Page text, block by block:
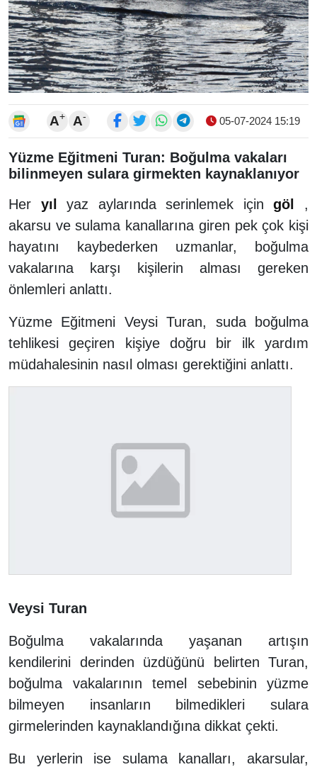
A+ A- 05-07-2024 15:19
Yüzme Eğitmeni Turan: Boğulma vakaları
bilinmeyen sulara girmekten kaynaklanıyor
Her yıl yaz aylarında serinlemek içingöl
,
akarsu ve sulama kanallarına giren pek çok kişi
hayatını kaybederken uzmanlar, boğulma
vakalarına karşı kişilerin alması gereken
önlemleri anlattı.
Yüzme Eğitmeni Veysi Turan, suda boğulma
tehlikesi geçiren kişiye doğru bir ilk yardım
müdahalesinin nasıl olması gerektiğini anlattı.
Veysi Turan
Boğulma vakalarında yaşanan artışın
kendilerini derinden üzdüğünü belirten Turan,
boğulma vakalarının temel sebebinin yüzme
bilmeyen insanların bilmedikleri sulara
girmelerinden kaynaklandığına dikkat çekti.
Bu yerlerin ise sulama kanalları, akarsular,